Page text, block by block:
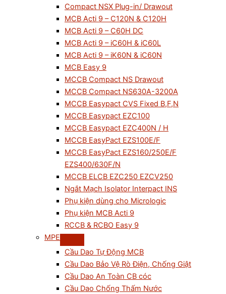
Compact NSX Plug-in/ Drawout
MCB Acti 9 – C120N & C120H
MCB Acti 9 – C60H DC
MCB Acti 9 – iC60H & iC60L
MCB Acti 9 – iK60N & iC60N
MCB Easy 9
MCCB Compact NS Drawout
MCCB Compact NS630A-3200A
MCCB Easypact CVS Fixed B,F,N
MCCB Easypact EZC100
MCCB Easypact EZC400N / H
MCCB EasyPact EZS100E/F
MCCB EasyPact EZS160/250E/F
EZS400/630F/N
MCCB ELCB EZC250 EZCV250
Ngắt Mạch Isolator Interpact INS
Phụ kiện dùng cho Micrologic
Phụ kiện MCB Acti 9
RCCB & RCBO Easy 9
MPE
Cầu Dao Tự Động MCB
Cầu Dao Bảo Vệ Rò Điện, Chống Giật
Cầu Dao An Toàn CB cóc
Cầu Dao Chống Thấm Nước